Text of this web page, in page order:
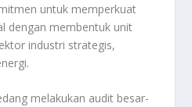
untuk memperkuat
dengan membentuk unit
industri strategis,
melakukan audit besar-